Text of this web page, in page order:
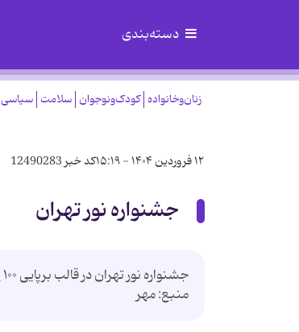
دسته‌بندی
زنان‌وخانواده کودک‌ونوجوان سلامت سیاسی
۱۲ فروردین ۱۴۰۴ - ۱۵:۱۹ کد خبر 12490283
جشنواره نور تهران
منبع: مهر